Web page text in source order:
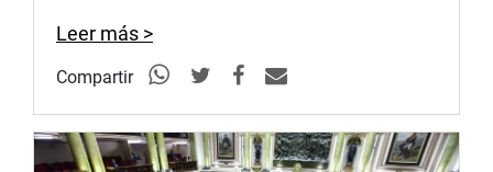
Leer más >
Compartir